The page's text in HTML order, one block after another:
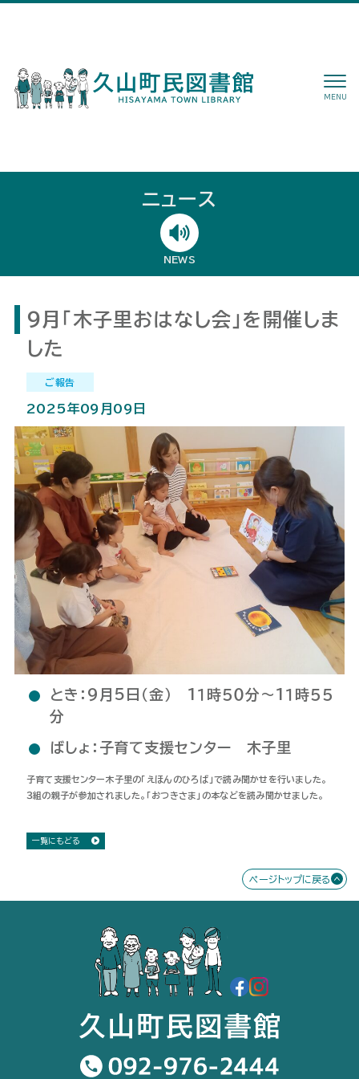
MENU
ニュース
NEWS
９月「木子里おはなし会」を開催しま
した
ご報告
2025年09月09日
とき：９月5日（金） 1１時５０分～1１時５５
分
ばしょ：子育て支援センター 木子里
子育て支援センター木子里の「えほんのひろば」で読み聞かせを行いました。
３組の親子が参加されました。「おつきさま」の本などを読み聞かせました。
一覧にもどる
ページトップに戻る